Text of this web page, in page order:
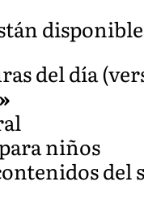
del día
niños
del